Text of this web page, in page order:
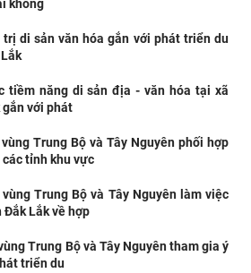
không
di sản văn hóa gắn với phát triển du
tiềm năng di sản địa - văn hóa tại xã
với phát
Trung Bộ và Tây Nguyên phối hợp
tỉnh khu vực
Trung Bộ và Tây Nguyên làm việc
Đắk Lắk về hợp
Trung Bộ và Tây Nguyên tham gia ý
triển du